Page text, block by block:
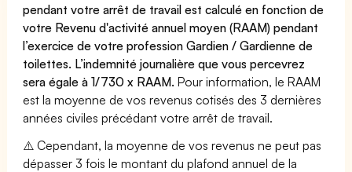
pendant votre arrêt de travail est calculé en fonction de
votre Revenu d'activité annuel moyen (RAAM) pendant
l’exercice de votre profession Gardien / Gardienne de
toilettes. L’indemnité journalière que vous percevrez
sera égale à 1/730 x RAAM. Pour information, le RAAM
est la moyenne de vos revenus cotisés des 3 dernières
années civiles précédant votre arrêt de travail.
⚠️ Cependant, la moyenne de vos revenus ne peut pas
dépasser 3 fois le montant du plafond annuel de la